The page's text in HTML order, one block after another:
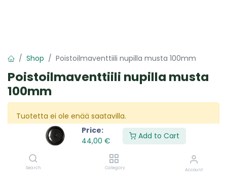
Price:
44,00 €
Add to Cart
Search Category Account
Shop Poistoilmaventtiili nupilla musta 100mm
Poistoilmaventtiili nupilla musta
100mm
Tuotetta ei ole enää saatavilla.
​Palveluitamme